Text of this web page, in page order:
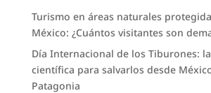
Turismo en áreas naturales
México: ¿Cuántos visitantes son
Día Internacional de los Tiburones:
científica para salvarlos desde
Patagonia